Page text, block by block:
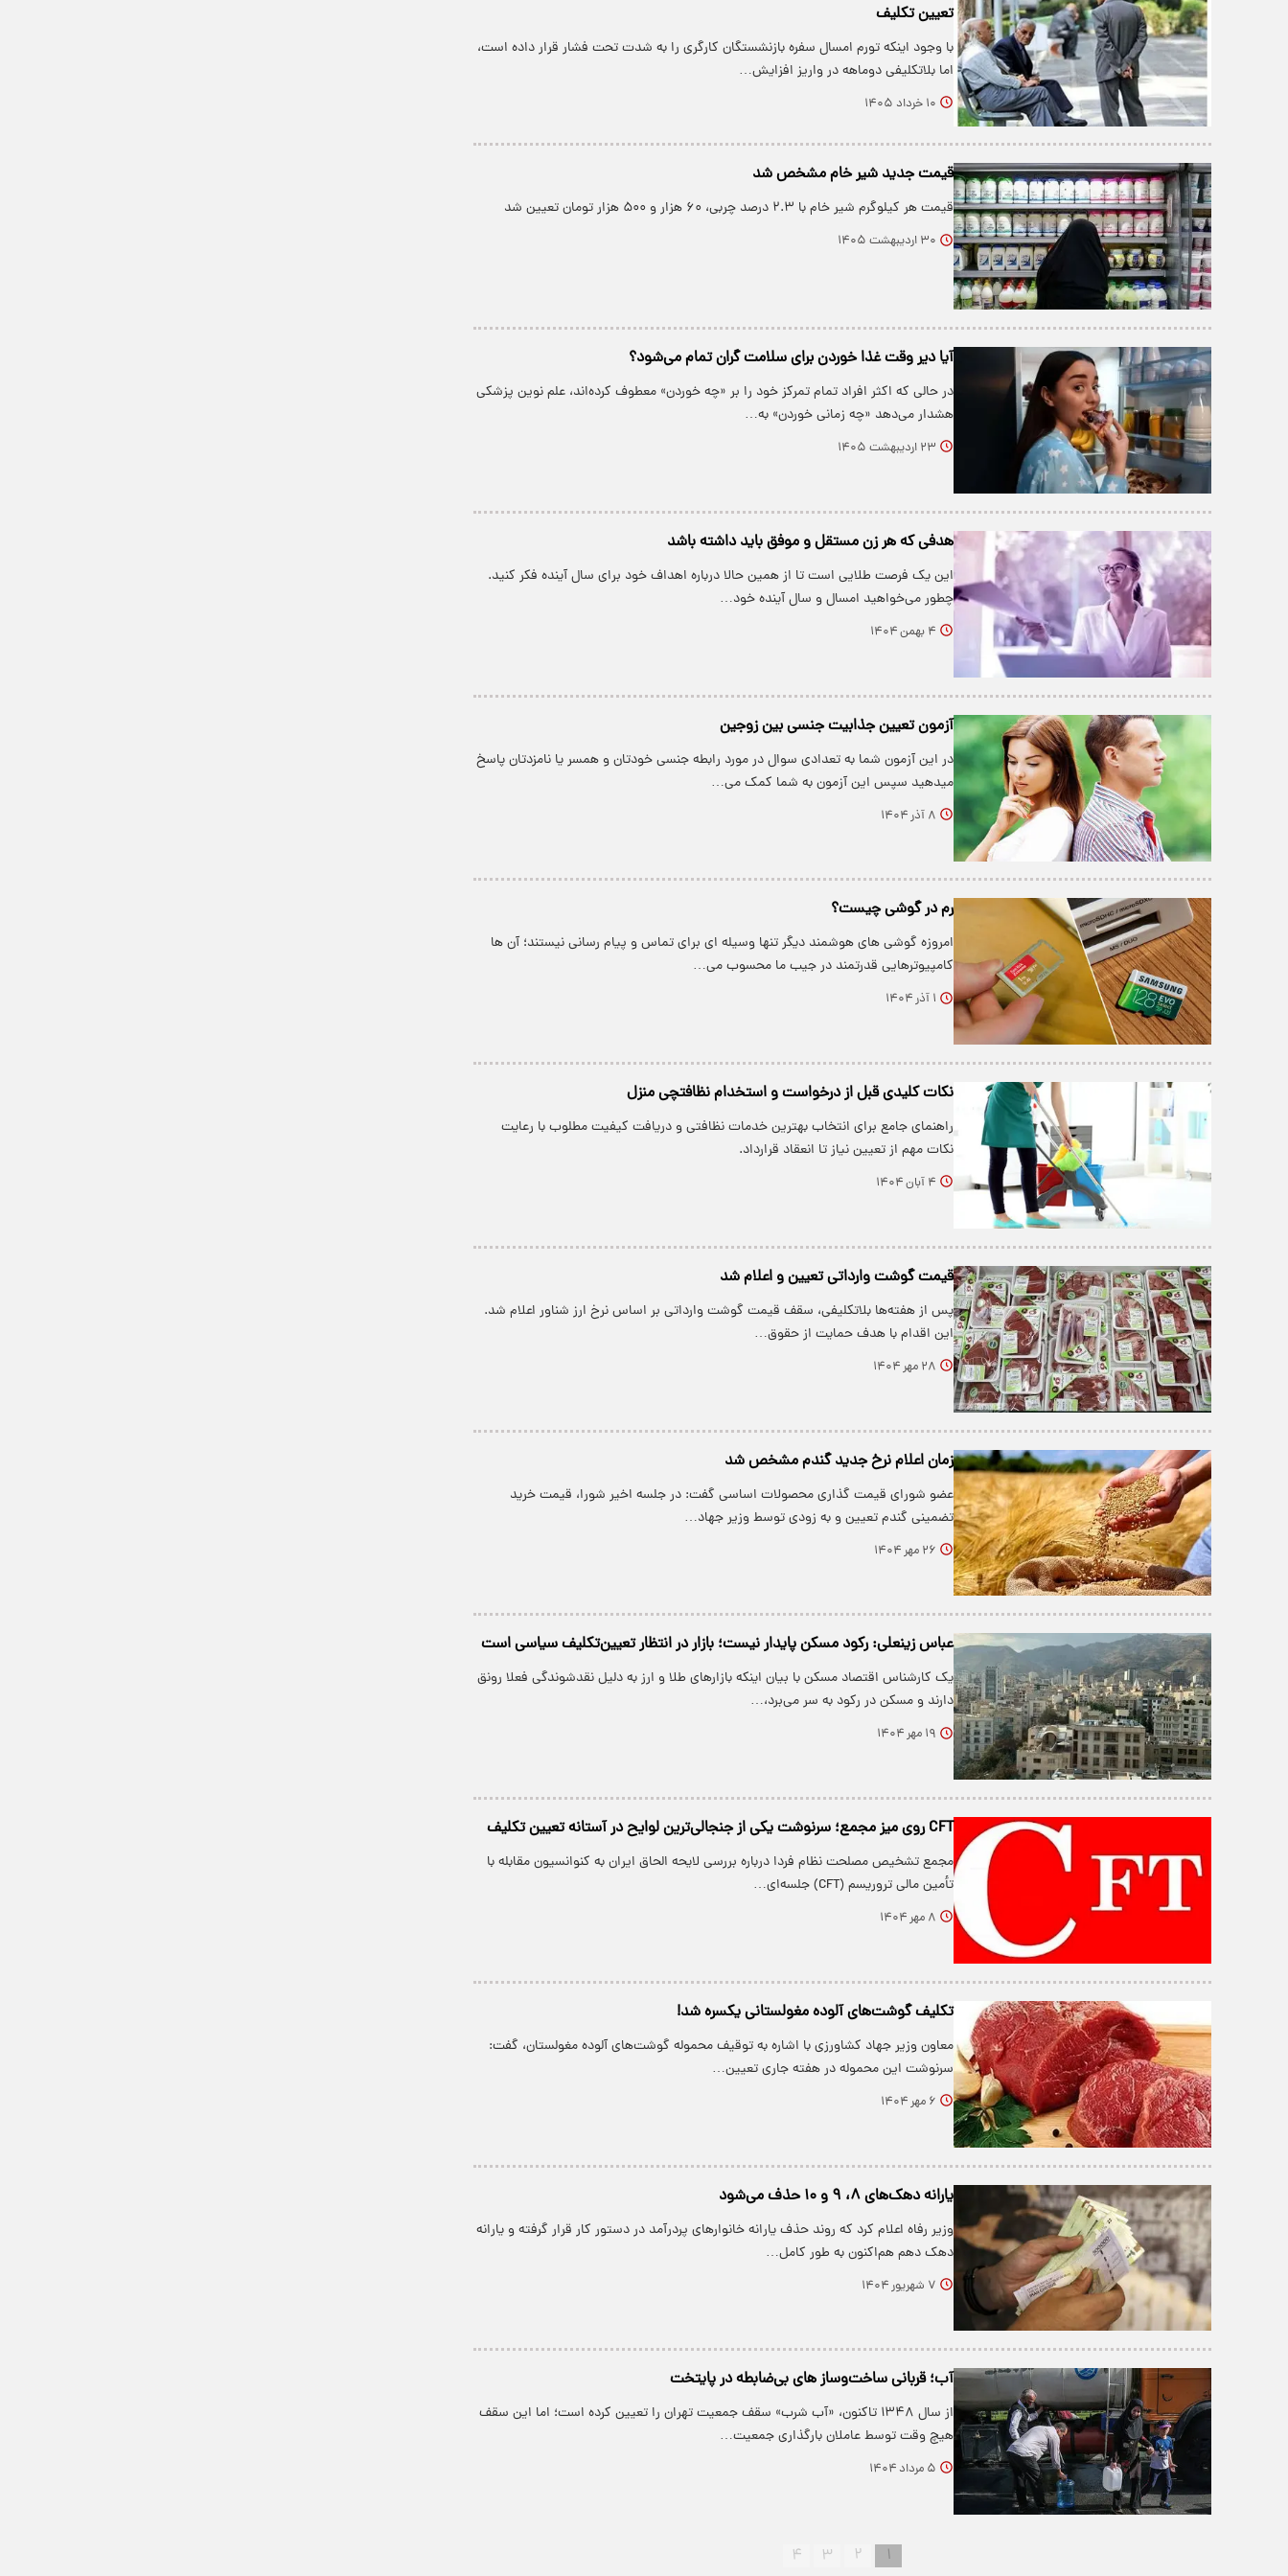
تعیین تکلیف
با وجود اینکه تورم امسال سفره بازنشستگان کارگری را به شدت تحت فشار قرار داده است،
اما بلاتکلیفی دوماهه در واریز افزایش…
۱۰ خرداد ۱۴۰۵
قیمت جدید شیر خام مشخص شد
قیمت هر کیلوگرم شیر خام با ۲.۳ درصد چربی، ۶۰ هزار و ۵۰۰ هزار تومان تعیین شد
۳۰ اردیبهشت ۱۴۰۵
آیا دیر وقت غذا خوردن برای سلامت گران تمام می‌شود؟
در حالی که اکثر افراد تمام تمرکز خود را بر «چه خوردن» معطوف کرده‌اند، علم نوین پزشکی
هشدار می‌دهد «چه زمانی خوردن» به…
۲۳ اردیبهشت ۱۴۰۵
هدفی که هر زن مستقل و موفق باید داشته باشد
این یک فرصت طلایی است تا از همین حالا درباره اهداف خود برای سال آینده فکر کنید.
چطور می‌خواهید امسال و سال آینده خود…
۴ بهمن ۱۴۰۴
آزمون تعیین جذابیت جنسی بین زوجین
در این آزمون شما به تعدادی سوال در مورد رابطه جنسی خودتان و همسر یا نامزدتان پاسخ
میدهید سپس این آزمون به شما کمک می…
۸ آذر ۱۴۰۴
رم در گوشی چیست؟
امروزه گوشی های هوشمند دیگر تنها وسیله ای برای تماس و پیام رسانی نیستند؛ آن ها
کامپیوترهایی قدرتمند در جیب ما محسوب می…
۱ آذر ۱۴۰۴
نکات کلیدی قبل از درخواست و استخدام نظافتچی منزل
راهنمای جامع برای انتخاب بهترین خدمات نظافتی و دریافت کیفیت مطلوب با رعایت
نکات مهم از تعیین نیاز تا انعقاد قرارداد.
۴ آبان ۱۴۰۴
قیمت گوشت وارداتی تعیین و اعلام شد
پس از هفته‌ها بلاتکلیفی، سقف قیمت گوشت وارداتی بر اساس نرخ ارز شناور اعلام شد.
این اقدام با هدف حمایت از حقوق…
۲۸ مهر ۱۴۰۴
زمان اعلام نرخ جدید گندم مشخص شد
عضو شورای قیمت گذاری محصولات اساسی گفت: در جلسه اخیر شورا، قیمت خرید
تضمینی گندم تعیین و به زودی توسط وزیر جهاد…
۲۶ مهر ۱۴۰۴
عباس زینعلی: رکود مسکن پایدار نیست؛ بازار در انتظار تعیین‌تکلیف سیاسی است
یک کارشناس اقتصاد مسکن با بیان اینکه بازارهای طلا و ارز به دلیل نقدشوندگی فعلا رونق
دارند و مسکن در رکود به سر می‌برد،…
۱۹ مهر ۱۴۰۴
CFT روی میز مجمع؛ سرنوشت یکی از جنجالی‌ترین لوایح در آستانه تعیین تکلیف
مجمع تشخیص مصلحت نظام فردا درباره بررسی لایحه الحاق ایران به کنوانسیون مقابله با
تأمین مالی تروریسم (CFT) جلسه‌ای…
۸ مهر ۱۴۰۴
تکلیف گوشت‌های آلوده مغولستانی یکسره شد!
معاون وزیر جهاد کشاورزی با اشاره به توقیف محموله‌ گوشت‌های آلوده مغولستان، گفت:
سرنوشت این محموله در هفته جاری تعیین…
۶ مهر ۱۴۰۴
یارانه دهک‌های ۸، ۹ و ۱۰ حذف می‌شود
وزیر رفاه اعلام کرد که روند حذف یارانه خانوارهای پردرآمد در دستور کار قرار گرفته و یارانه
دهک دهم هم‌اکنون به طور کامل…
۷ شهریور ۱۴۰۴
آب؛ قربانی ساخت‌وساز های بی‌ضابطه در پایتخت
از سال ۱۳۴۸ تاکنون، «آب شرب» سقف جمعیت تهران را تعیین کرده است؛ اما این سقف
هیچ ‌‌‌وقت توسط عاملان بارگذاری جمعیت…
۵ مرداد ۱۴۰۴
۱ ۲ ۳ ۴